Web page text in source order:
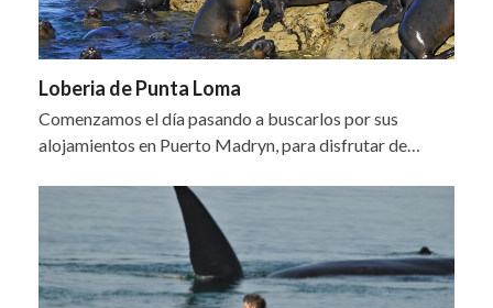
Loberia de Punta Loma
Comenzamos el día pasando a buscarlos por sus
alojamientos en Puerto Madryn, para disfrutar de…